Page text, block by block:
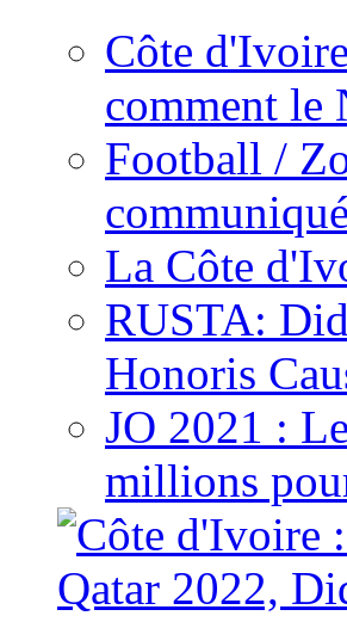
Côte
comment le
Football /
La Côte
RUSTA:
Honoris
JO 2021 :
millions